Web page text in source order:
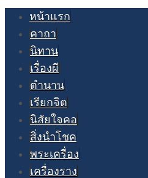
หน้าแรก
คาถา
นิทาน
เรื่องผี
ตำนาน
เรียกจิต
นิสัยใจคอ
สิ่งนำโชค
พระเครื่อง
เครื่องราง